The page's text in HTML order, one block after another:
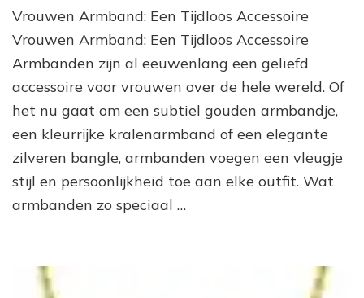
Vrouwen
Armband:
Tijdloos
Accessoire
Voor
Elke
Gelegenheid
Vrouwen Armband: Een Tijdloos Accessoire
Vrouwen Armband: Een Tijdloos Accessoire
Armbanden zijn al eeuwenlang een geliefd
accessoire voor vrouwen over de hele wereld. Of
het nu gaat om een subtiel gouden armbandje,
een kleurrijke kralenarmband of een elegante
zilveren bangle, armbanden voegen een vleugje
stijl en persoonlijkheid toe aan elke outfit. Wat
armbanden zo speciaal …